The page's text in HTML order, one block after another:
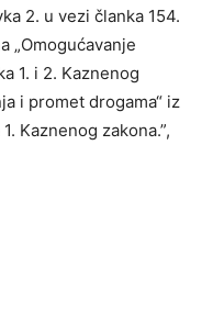
2. u vezi članka 154.
„Omogućavanje
1. i 2. Kaznenog
i promet drogama“ iz
Kaznenog zakona.”,